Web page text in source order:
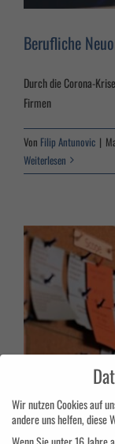
E-Learning Login
Berufliche
Durch die Corona-
Firmen
Von Filip Antunovic |
Weiterlesen
Wir nutzen Cookies auf
andere uns helfen, diese